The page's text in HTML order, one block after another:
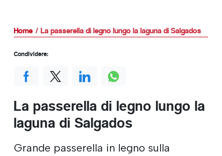
Home La passerella di legno lungo la laguna di Salgados
La passerella di legno lungo la
laguna di Salgados
Grande passerella in legno sulla
Condividere: